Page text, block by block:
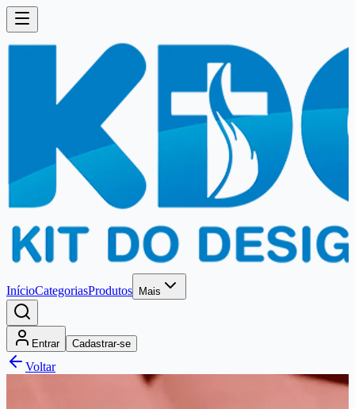
InícioCategoriasProdutos Mais
Entrar Cadastrar-se
Voltar